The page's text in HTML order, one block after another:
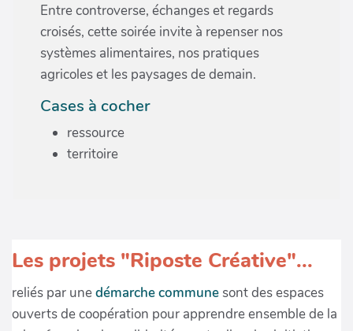
Entre controverse, échanges et regards
croisés, cette soirée invite à repenser nos
systèmes alimentaires, nos pratiques
agricoles et les paysages de demain.
Cases à cocher
ressource
territoire